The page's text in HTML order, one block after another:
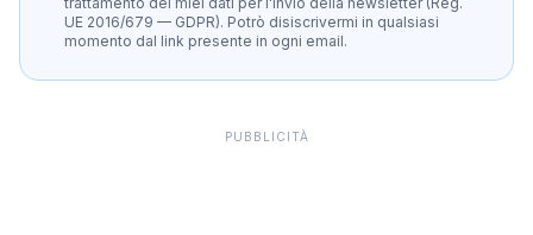
UE 2016/679 — GDPR). Potrò disiscrivermi in qualsiasi
momento dal link presente in ogni email.
PUBBLICITÀ